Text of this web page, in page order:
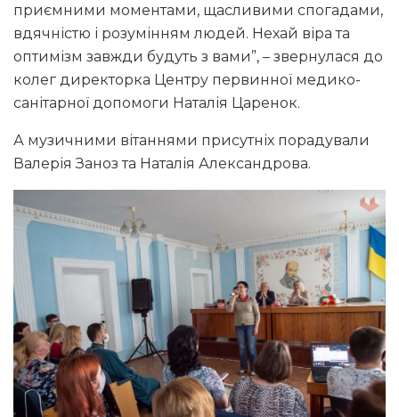
приємними моментами, щасливими спогадами,
вдячністю і розумінням людей. Нехай віра та
оптимізм завжди будуть з вами”, – звернулася до
колег директорка Центру первинної медико-
санітарної допомоги Наталія Царенок.
А музичними вітаннями присутніх порадували
Валерія Заноз та Наталія Александрова.